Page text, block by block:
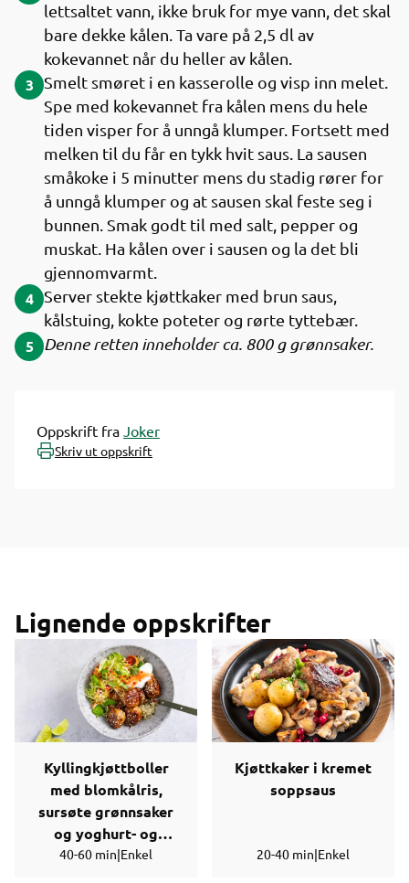
lettsaltet vann, ikke bruk for mye vann, det skal
bare dekke kålen. Ta vare på 2,5 dl av
kokevannet når du heller av kålen.
3
Smelt smøret i en kasserolle og visp inn melet.
Spe med kokevannet fra kålen mens du hele
tiden visper for å unngå klumper. Fortsett med
melken til du får en tykk hvit saus. La sausen
småkoke i 5 minutter mens du stadig rører for
å unngå klumper og at sausen skal feste seg i
bunnen. Smak godt til med salt, pepper og
muskat. Ha kålen over i sausen og la det bli
gjennomvarmt.
4 Server stekte kjøttkaker med brun saus,
kålstuing, kokte poteter og rørte tyttebær.
5 Denne retten inneholder ca. 800 g grønnsaker.
Oppskrift fra Joker
Skriv ut oppskrift
Lignende oppskrifter
Kyllingkjøttboller
med blomkålris,
sursøte grønnsaker
og yoghurt- og
chilisaus
40-60 min|Enkel
Kjøttkaker i kremet
soppsaus
20-40 min|Enkel